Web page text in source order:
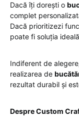
Dacă îți dorești o
complet
Dacă prioritizezi
poate fi soluția
Indiferent de
realizarea de
rezultat durabil și
Despre Custom